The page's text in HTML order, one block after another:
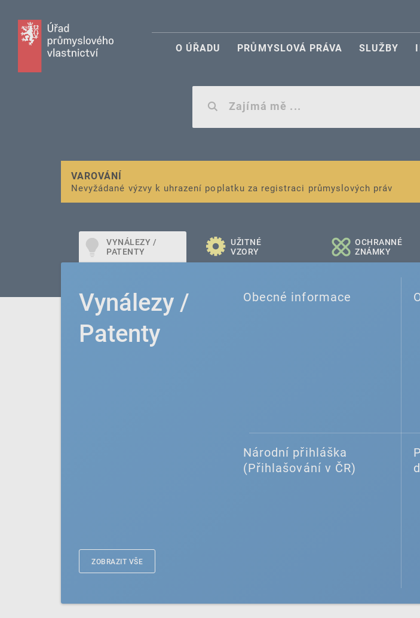
O ÚŘADU PRŮMYSLOVÁ PRÁVA SLUŽBY
VAROVÁNÍ
Nevyžádané výzvy k uhrazení poplatku za registraci průmyslových práv
Finanční podpora
pro správu duševního vlastnictví pro malé a střední podniky
VYNÁLEZY /
PATENTY
UŽITNÉ
VZORY
OCHRANNÉ
ZNÁMKY
Vynálezy /
Patenty
Obecné informace
Národní přihláška
(Přihlašování v ČR)
ZOBRAZIT VŠE